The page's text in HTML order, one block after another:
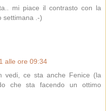
mi piace il contrasto con la
settimana .-)
alle ore 09:34
vedi, ce sta anche Fenice (la
che sta facendo un ottimo